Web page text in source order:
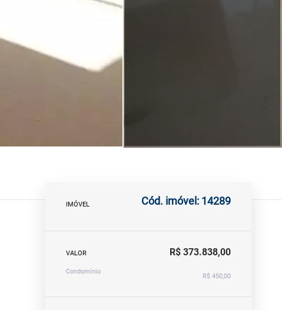
IMÓVEL Cód. imóvel: 14289
VALOR R$ 373.838,00
Condomínio
R$ 450,00